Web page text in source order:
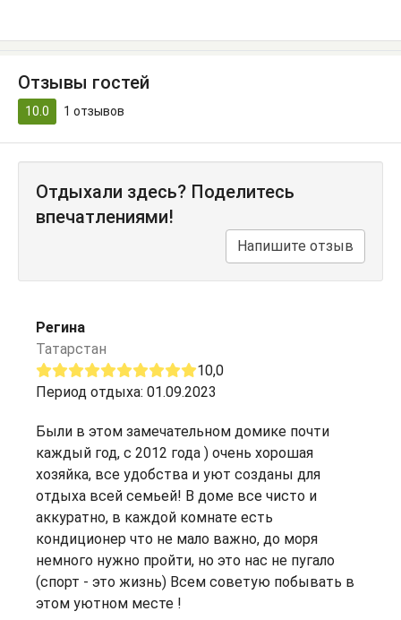
Отзывы гостей
10.0 1 отзывов
Отдыхали здесь? Поделитесь
впечатлениями!
Напишите отзыв
Регина
Татарстан
10,0
Период отдыха: 01.09.2023
Были в этом замечательном домике почти
каждый год, с 2012 года ) очень хорошая
хозяйка, все удобства и уют созданы для
отдыха всей семьей! В доме все чисто и
аккуратно, в каждой комнате есть
кондиционер что не мало важно, до моря
немного нужно пройти, но это нас не пугало
(спорт - это жизнь) Всем советую побывать в
этом уютном месте !